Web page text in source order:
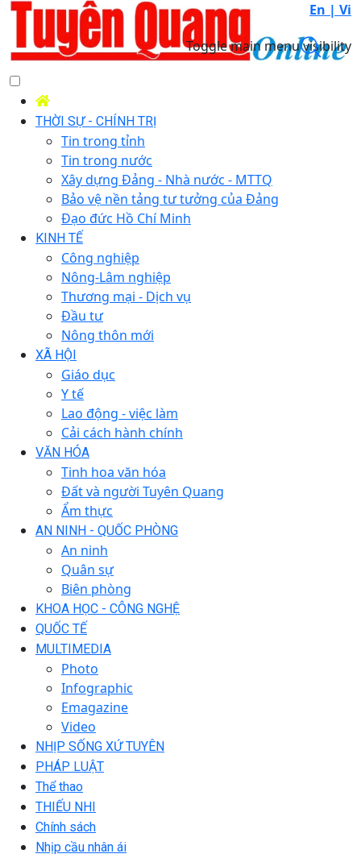
En | Vi
Toggle main menu visibility
THỜI SỰ - CHÍNH TRỊ
Tin trong tỉnh
Tin trong nước
Xây dựng Đảng - Nhà nước - MTTQ
Bảo vệ nền tảng tư tưởng của Đảng
Đạo đức Hồ Chí Minh
KINH TẾ
Công nghiệp
Nông-Lâm nghiệp
Thương mại - Dịch vụ
Đầu tư
Nông thôn mới
XÃ HỘI
Giáo dục
Y tế
Lao động - việc làm
Cải cách hành chính
VĂN HÓA
Tinh hoa văn hóa
Đất và người Tuyên Quang
Ẩm thực
AN NINH - QUỐC PHÒNG
An ninh
Quân sự
Biên phòng
KHOA HỌC - CÔNG NGHỆ
QUỐC TẾ
MULTIMEDIA
Photo
Infographic
Emagazine
Video
NHỊP SỐNG XỨ TUYÊN
PHÁP LUẬT
Thể thao
THIẾU NHI
Chính sách
Nhịp cầu nhân ái